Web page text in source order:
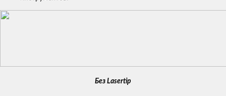
Без Lasertip